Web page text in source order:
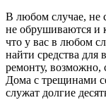
В любом случае, не
не обрушиваются и
что у вас в любом
найти средства для
ремонту, возможно,
Дома с трещинами
служат долгие